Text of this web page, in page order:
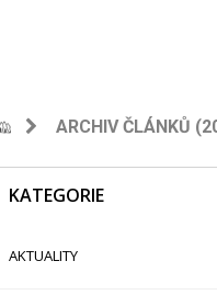
ARCHIV ČLÁNKŮ
KATEGORIE
AKTUALITY